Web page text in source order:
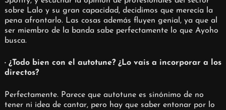
sobre Lalo y su gran capacidad, decidimos que merecía la
pena afrontarlo. Las cosas además fluyen genial, ya que al
ser miembro de la banda sabe perfectamente lo que Ayoho
busca.
· ¿Todo bien con el autotune? ¿Lo vais a incorporar a los
directos?
Perfectamente. Parece que autotune es sinónimo de no
tener ni idea de cantar, pero hay que saber entonar por lo